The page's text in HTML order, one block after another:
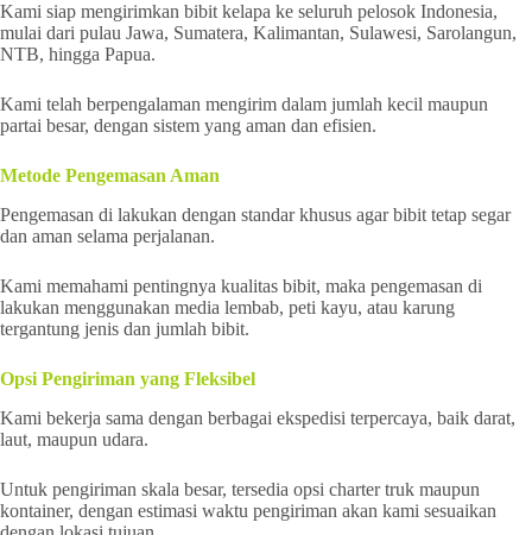
Kami siap mengirimkan bibit kelapa ke seluruh pelosok Indonesia,
mulai dari pulau Jawa, Sumatera, Kalimantan, Sulawesi, Sarolangun,
NTB, hingga Papua.
Kami telah berpengalaman mengirim dalam jumlah kecil maupun
partai besar, dengan sistem yang aman dan efisien.
Metode Pengemasan Aman
Pengemasan di lakukan dengan standar khusus agar bibit tetap segar
dan aman selama perjalanan.
Kami memahami pentingnya kualitas bibit, maka pengemasan di
lakukan menggunakan media lembab, peti kayu, atau karung
tergantung jenis dan jumlah bibit.
Opsi Pengiriman yang Fleksibel
Kami bekerja sama dengan berbagai ekspedisi terpercaya, baik darat,
laut, maupun udara.
Untuk pengiriman skala besar, tersedia opsi charter truk maupun
kontainer, dengan estimasi waktu pengiriman akan kami sesuaikan